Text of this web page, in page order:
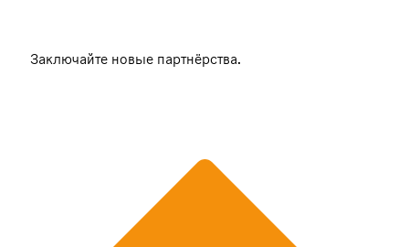
Заключайте новые партнёрства.